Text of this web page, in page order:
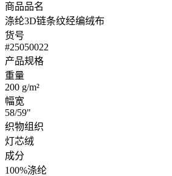
商品品名
涤纶3D链条纹经编绒布
货号
#25050022
产品规格
重量
200 g/m²
幅宽
58/59"
织物组织
灯芯绒
成分
100%涤纶